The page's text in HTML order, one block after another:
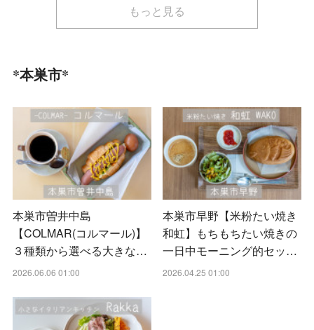
もっと見る
*本巣市*
本巣市曽井中島
【COLMAR(コルマール)】
３種類から選べる大きな…
2026.06.06 01:00
本巣市早野【米粉たい焼き
和虹】もちもちたい焼きの
一日中モーニング的セッ…
2026.04.25 01:00